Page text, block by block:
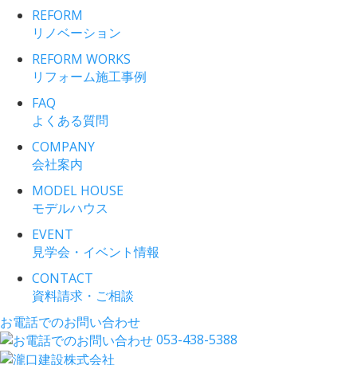
REFORM
リノベーション
REFORM WORKS
リフォーム施工事例
FAQ
よくある質問
COMPANY
会社案内
MODEL HOUSE
モデルハウス
EVENT
見学会・イベント情報
CONTACT
資料請求・ご相談
お電話でのお問い合わせ
053-438-5388